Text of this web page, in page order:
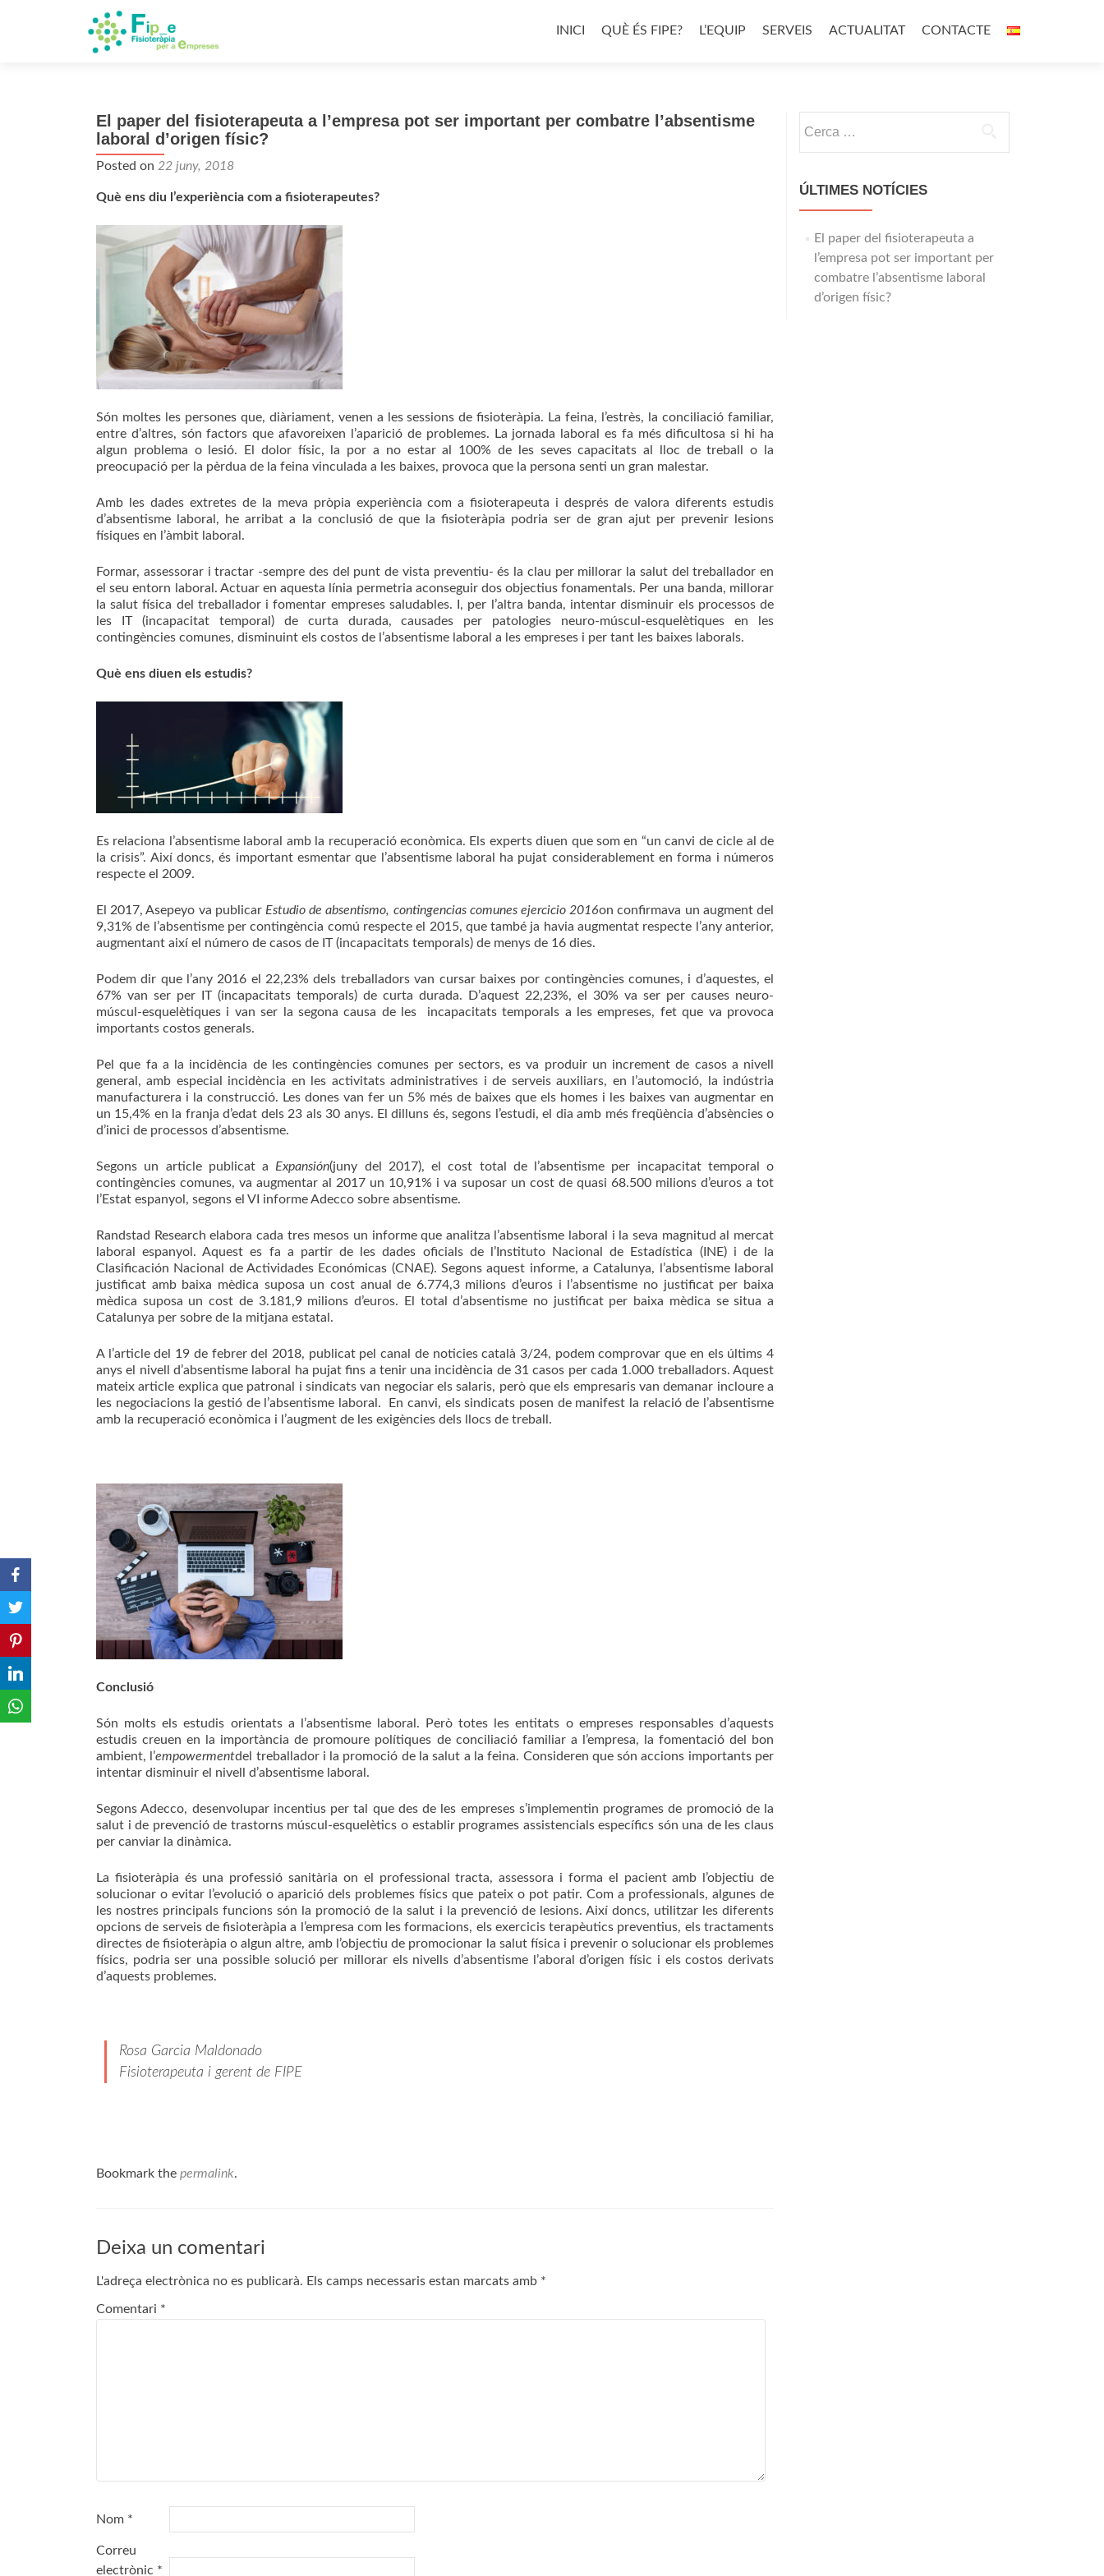
toINICI QUÈ ÉS FIPE? L’EQUIP SERVEIS ACTUALITAT CONTACTE
El paper del fisioterapeuta a l’empresa pot ser important per combatre l’absentisme
laboral d’origen físic?
Posted on 22 juny, 2018
Què ens diu l’experiència com a fisioterapeutes?
Són moltes les persones que, diàriament, venen a les sessions de fisioteràpia. La feina, l’estrès, la conciliació familiar,
entre d’altres, són factors que afavoreixen l’aparició de problemes. La jornada laboral es fa més dificultosa si hi ha
algun problema o lesió. El dolor físic, la por a no estar al 100% de les seves capacitats al lloc de treball o la
preocupació per la pèrdua de la feina vinculada a les baixes, provoca que la persona senti un gran malestar.
Amb les dades extretes de la meva pròpia experiència com a fisioterapeuta i després de valora diferents estudis
d’absentisme laboral, he arribat a la conclusió de que la fisioteràpia podria ser de gran ajut per prevenir lesions
físiques en l’àmbit laboral.
Formar, assessorar i tractar -sempre des del punt de vista preventiu- és la clau per millorar la salut del treballador en
el seu entorn laboral. Actuar en aquesta línia permetria aconseguir dos objectius fonamentals. Per una banda, millorar
la salut física del treballador i fomentar empreses saludables. I, per l’altra banda, intentar disminuir els processos de
les IT (incapacitat temporal) de curta durada, causades per patologies neuro-múscul-esquelètiques en les
contingències comunes, disminuint els costos de l’absentisme laboral a les empreses i per tant les baixes laborals.
Què ens diuen els estudis?
Es relaciona l’absentisme laboral amb la recuperació econòmica. Els experts diuen que som en “un canvi de cicle al de
la crisis”. Així doncs, és important esmentar que l’absentisme laboral ha pujat considerablement en forma i números
respecte el 2009.
El 2017, Asepeyo va publicar Estudio de absentismo, contingencias comunes ejercicio 2016on confirmava un augment del
9,31% de l’absentisme per contingència comú respecte el 2015, que també ja havia augmentat respecte l’any anterior,
augmentant així el número de casos de IT (incapacitats temporals) de menys de 16 dies.
Podem dir que l’any 2016 el 22,23% dels treballadors van cursar baixes por contingències comunes, i d’aquestes, el
67% van ser per IT (incapacitats temporals) de curta durada. D’aquest 22,23%, el 30% va ser per causes neuro-
múscul-esquelètiques i van ser la segona causa de les incapacitats temporals a les empreses, fet que va provoca
importants costos generals.
Pel que fa a la incidència de les contingències comunes per sectors, es va produir un increment de casos a nivell
general, amb especial incidència en les activitats administratives i de serveis auxiliars, en l’automoció, la indústria
manufacturera i la construcció. Les dones van fer un 5% més de baixes que els homes i les baixes van augmentar en
un 15,4% en la franja d’edat dels 23 als 30 anys. El dilluns és, segons l’estudi, el dia amb més freqüència d’absències o
d’inici de processos d’absentisme.
Segons un article publicat a Expansión(juny del 2017), el cost total de l’absentisme per incapacitat temporal o
contingències comunes, va augmentar al 2017 un 10,91% i va suposar un cost de quasi 68.500 milions d’euros a tot
l’Estat espanyol, segons el VI informe Adecco sobre absentisme.
Randstad Research elabora cada tres mesos un informe que analitza l’absentisme laboral i la seva magnitud al mercat
laboral espanyol. Aquest es fa a partir de les dades oficials de l’Instituto Nacional de Estadística (INE) i de la
Clasificación Nacional de Actividades Económicas (CNAE). Segons aquest informe, a Catalunya, l’absentisme laboral
justificat amb baixa mèdica suposa un cost anual de 6.774,3 milions d’euros i l’absentisme no justificat per baixa
mèdica suposa un cost de 3.181,9 milions d’euros. El total d’absentisme no justificat per baixa mèdica se situa a
Catalunya per sobre de la mitjana estatal.
A l’article del 19 de febrer del 2018, publicat pel canal de noticies català 3/24, podem comprovar que en els últims 4
anys el nivell d’absentisme laboral ha pujat fins a tenir una incidència de 31 casos per cada 1.000 treballadors. Aquest
mateix article explica que patronal i sindicats van negociar els salaris, però que els empresaris van demanar incloure a
les negociacions la gestió de l’absentisme laboral. En canvi, els sindicats posen de manifest la relació de l’absentisme
amb la recuperació econòmica i l’augment de les exigències dels llocs de treball.
Conclusió
Són molts els estudis orientats a l’absentisme laboral. Però totes les entitats o empreses responsables d’aquests
estudis creuen en la importància de promoure polítiques de conciliació familiar a l’empresa, la fomentació del bon
ambient, l’empowermentdel treballador i la promoció de la salut a la feina. Consideren que són accions importants per
intentar disminuir el nivell d’absentisme laboral.
Segons Adecco, desenvolupar incentius per tal que des de les empreses s’implementin programes de promoció de la
salut i de prevenció de trastorns múscul-esquelètics o establir programes assistencials específics són una de les claus
per canviar la dinàmica.
La fisioteràpia és una professió sanitària on el professional tracta, assessora i forma el pacient amb l’objectiu de
solucionar o evitar l’evolució o aparició dels problemes físics que pateix o pot patir. Com a professionals, algunes de
les nostres principals funcions són la promoció de la salut i la prevenció de lesions. Així doncs, utilitzar les diferents
opcions de serveis de fisioteràpia a l’empresa com les formacions, els exercicis terapèutics preventius, els tractaments
directes de fisioteràpia o algun altre, amb l’objectiu de promocionar la salut física i prevenir o solucionar els problemes
físics, podria ser una possible solució per millorar els nivells d’absentisme l’aboral d’origen físic i els costos derivats
d’aquests problemes.
Rosa Garcia Maldonado
Fisioterapeuta i gerent de FIPE
Bookmark the permalink.
Deixa un comentari
L'adreça electrònica no es publicarà. Els camps necessaris estan marcats amb *
Comentari *
Nom *
Correu
electrònic *
ÚLTIMES NOTÍCIES
El paper del fisioterapeuta a
l’empresa pot ser important per
combatre l’absentisme laboral
d’origen físic?